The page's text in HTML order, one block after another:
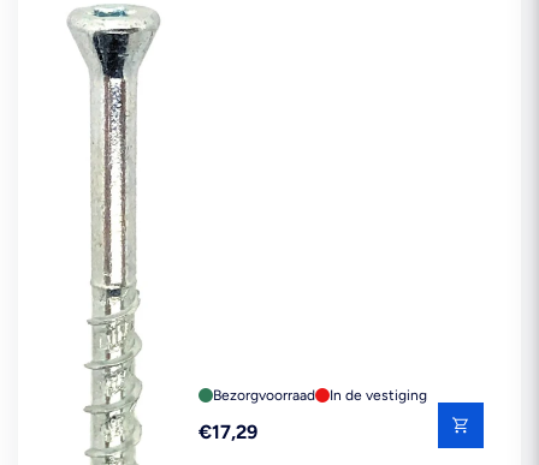
Bezorgvoorraad In de vestiging
Reguliere
€17,29